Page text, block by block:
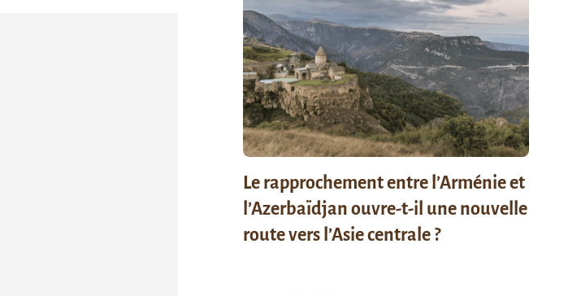
Le rapprochement entre l’Arménie et
l’Azerbaïdjan ouvre-t-il une nouvelle
route vers l’Asie centrale ?